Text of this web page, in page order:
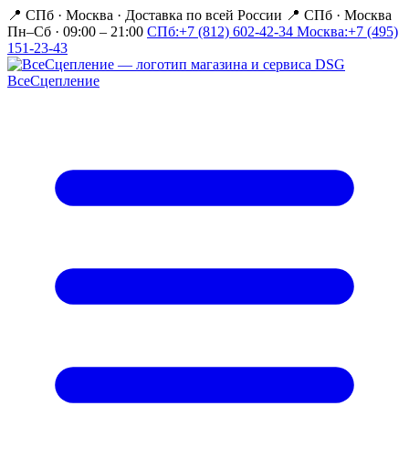
📍 СПб · Москва · Доставка по всей России 📍 СПб · Москва
Пн–Сб · 09:00 – 21:00 СПб:+7 (812) 602-42-34 Москва:+7 (495)
151-23-43
ВсеСцепление